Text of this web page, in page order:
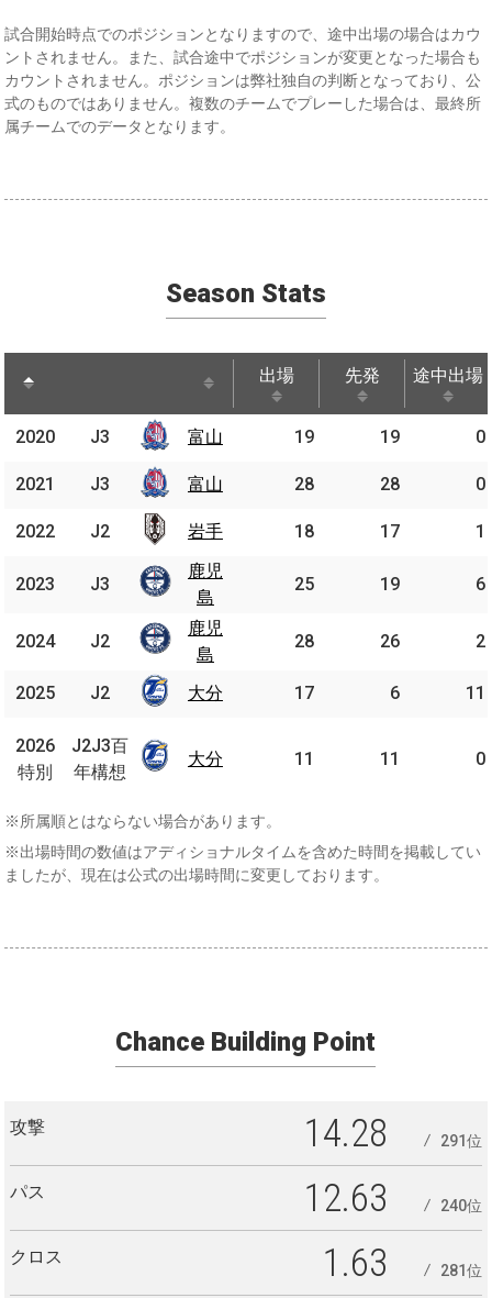
試合開始時点でのポジションとなりますので、途中出場の場合はカウ
ントされません。また、試合途中でポジションが変更となった場合も
カウントされません。ポジションは弊社独自の判断となっており、公
式のものではありません。複数のチームでプレーした場合は、最終所
属チームでのデータとなります。
Season Stats
出場 先発 途中出場
途中出場
2020 富山 19 19 0
2021 富山 28 28 0
2022 岩手 18 17 1
2023
鹿児
島
25 19 6
2024
鹿児
島
28 26 2
2025 大分 17 6 11
2026
特別
百年
構想
大分 11 11 0
2020 J3 富山
2021 J3 富山
2022 J2 岩手
2023 J3
鹿児
島
2024 J2
鹿児
島
2025
J2 大分
2026
特別
J2J3百
年構想
大分
※所属順とはならない場合があります。
※出場時間の数値はアディショナルタイムを含めた時間を掲載してい
ましたが、現在は公式の出場時間に変更しております。
Chance Building Point
攻撃 14.28 291位
パス 12.63 240位
クロス 1.63 281位